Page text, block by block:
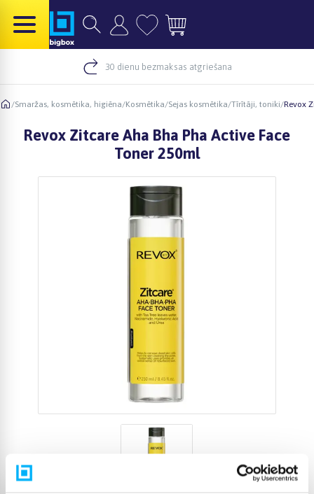
30 dienu bezmaksas atgriešana
/Smaržas, kosmētika, higiēna/Kosmētika/Sejas kosmētika/Tīrītāji, toniki/Revox
Revox Zitcare Aha Bha Pha Active Face
Toner 250ml